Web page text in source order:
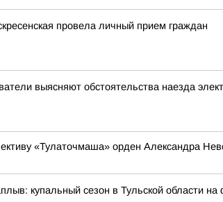
провела личный прием граждан
выясняют обстоятельства наезда
«Тулаточмаша» орден Александра
купальный сезон в Тульской области